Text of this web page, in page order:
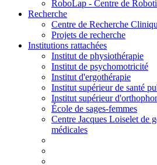
RoboLap - Centre de
Recherche
Centre de Recherche
Projets de recherche
Institutions rattachées
Institut de physiothérapie
Institut de psychomotricité
Institut d'ergothérapie
Institut supérieur de santé
Institut supérieur
École de sages-femmes
Centre Jacques Loiselet de
médicales